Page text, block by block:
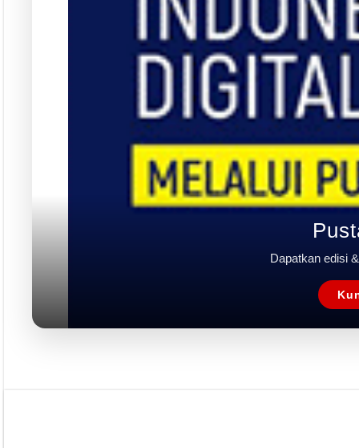
Dapatkan edisi